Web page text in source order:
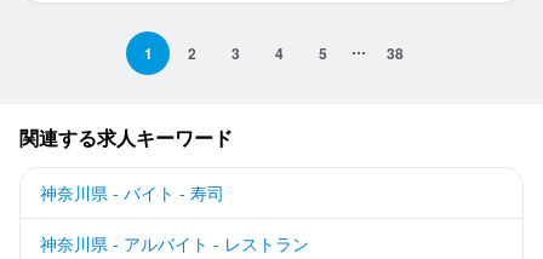
1 2 3 4 5 38
関連する求人キーワード
神奈川県 - バイト - 寿司
神奈川県 - アルバイト - レストラン